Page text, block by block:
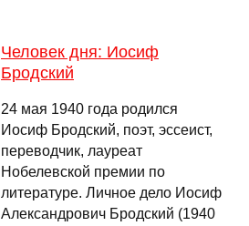
Человек дня: Иосиф
Бродский
24 мая 1940 года родился
Иосиф Бродский, поэт, эссеист,
переводчик, лауреат
Нобелевской премии по
литературе. Личное дело Иосиф
Александрович Бродский (1940